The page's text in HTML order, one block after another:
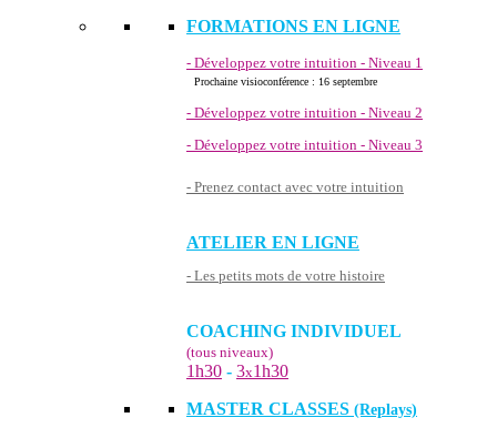
FORMATIONS EN LIGNE
- Développez votre intuition - Niveau 1
Prochaine visioconférence : 16 septembre
- Développez votre intuition - Niveau 2
- Développez votre intuition - Niveau 3
- Prenez contact avec votre intuition
ATELIER EN LIGNE
- Les petits mots de votre histoire
COACHING INDIVIDUEL
(tous niveaux)
1h30 - 3x1h30
MASTER CLASSES (Replays)